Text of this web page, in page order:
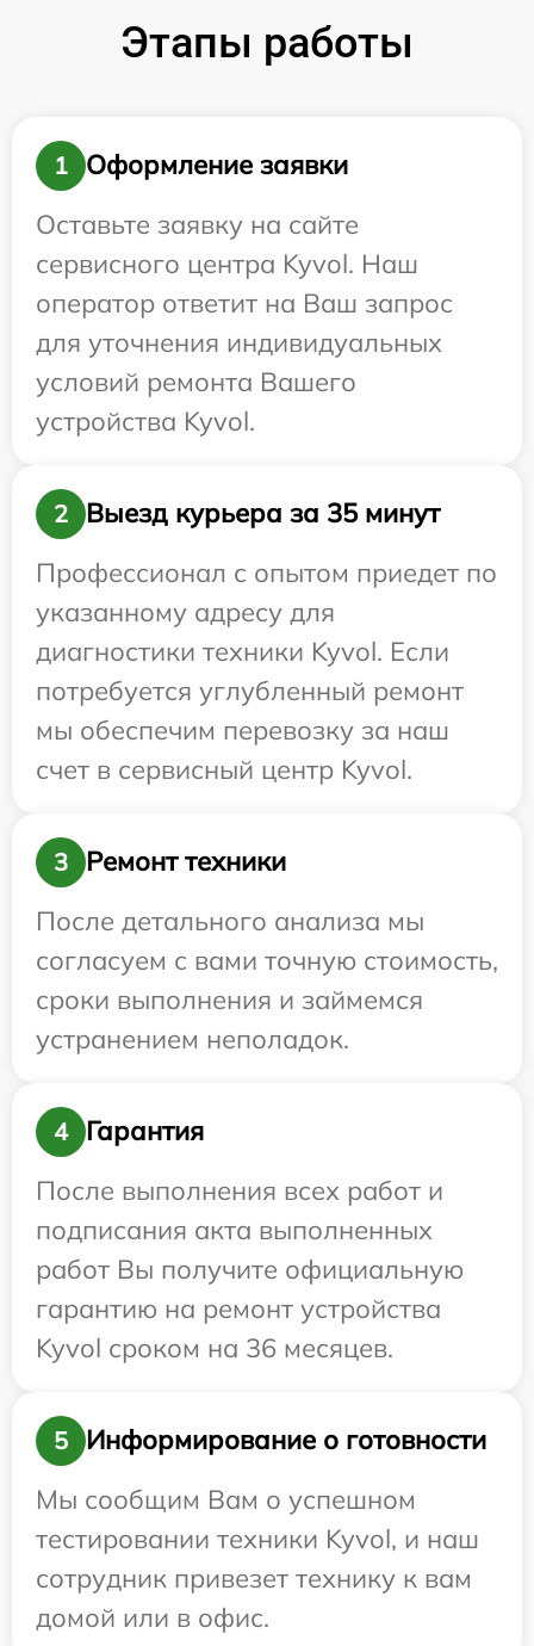
Этапы работы
1
Оформление заявки
Оставьте заявку на сайте
сервисного центра Kyvol. Наш
оператор ответит на Ваш запрос
для уточнения индивидуальных
условий ремонта Вашего
устройства Kyvol.
2
Выезд курьера за 35 минут
Профессионал с опытом приедет по
указанному адресу для
диагностики техники Kyvol. Если
потребуется углубленный ремонт
мы обеспечим перевозку за наш
счет в сервисный центр Kyvol.
3
Ремонт техники
После детального анализа мы
согласуем с вами точную стоимость,
сроки выполнения и займемся
устранением неполадок.
4
Гарантия
После выполнения всех работ и
подписания акта выполненных
работ Вы получите официальную
гарантию на ремонт устройства
Kyvol сроком на 36 месяцев.
5
Информирование о готовности
Мы сообщим Вам о успешном
тестировании техники Kyvol, и наш
сотрудник привезет технику к вам
домой или в офис.